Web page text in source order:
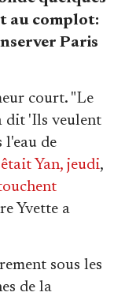
au complot:
Paris
court. "Le
dit 'Ils veulent
l'eau de
Yan, jeudi,
Yvette a
sous les
de la